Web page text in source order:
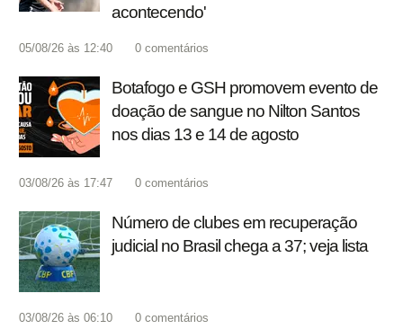
acontecendo'
05/08/26 às 12:40 0 comentários
Botafogo e GSH promovem evento de
doação de sangue no Nilton Santos
nos dias 13 e 14 de agosto
03/08/26 às 17:47 0 comentários
Número de clubes em recuperação
judicial no Brasil chega a 37; veja lista
03/08/26 às 06:10 0 comentários